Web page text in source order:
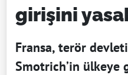
girişini
Fransa, terör
Smotrich’in ülkeye